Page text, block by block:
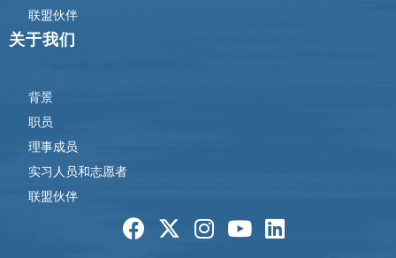
联盟伙伴
关于我们
背景
职员
理事成员
实习人员和志愿者
联盟伙伴